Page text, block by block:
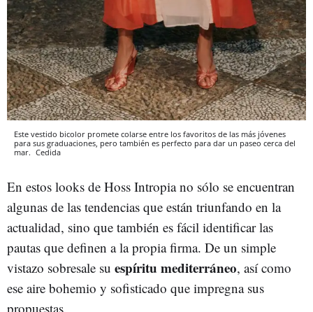
Este vestido bicolor promete colarse entre los favoritos de las más jóvenes
para sus graduaciones, pero también es perfecto para dar un paseo cerca del
mar. Cedida
En estos looks de Hoss Intropia no sólo se encuentran
algunas de las tendencias que están triunfando en la
actualidad, sino que también es fácil identificar las
pautas que definen a la propia firma. De un simple
vistazo sobresale su espíritu mediterráneo, así como
ese aire bohemio y sofisticado que impregna sus
propuestas.